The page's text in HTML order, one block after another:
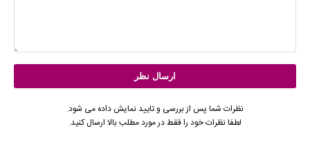
نظرات شما پس از بررسی و تایید نمایش داده می شود.
لطفا نظرات خود را فقط در مورد مطلب بالا ارسال کنید.